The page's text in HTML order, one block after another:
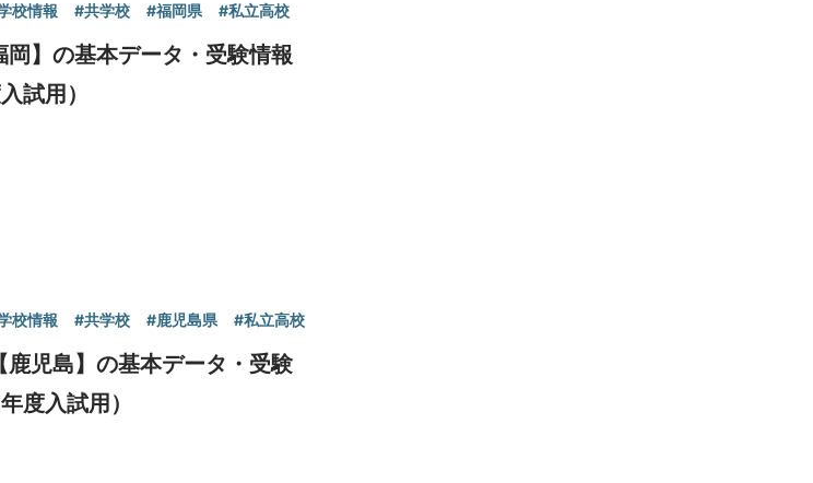
校情報 #共学校 #福岡県 #私立高校
】の基本データ・受験情報
試用）
校情報 #共学校 #鹿児島県 #私立高校
鹿児島】の基本データ・受験
度入試用）